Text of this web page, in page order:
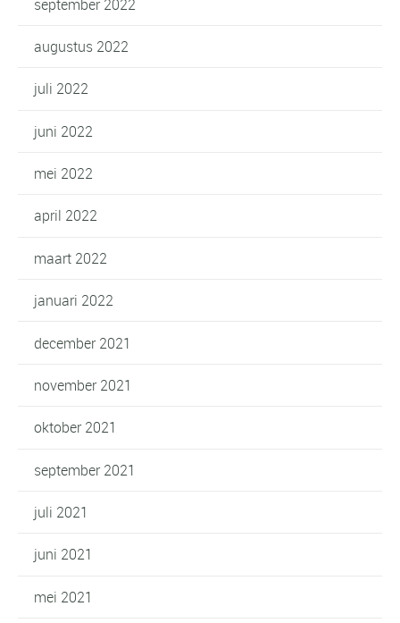
september 2022
augustus 2022
juli 2022
juni 2022
mei 2022
april 2022
maart 2022
januari 2022
december 2021
november 2021
oktober 2021
september 2021
juli 2021
juni 2021
mei 2021